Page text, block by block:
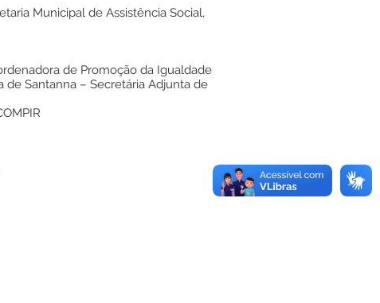
Municipal de Assistência Social,
de Promoção da Igualdade
de Santanna – Secretária Adjunta de